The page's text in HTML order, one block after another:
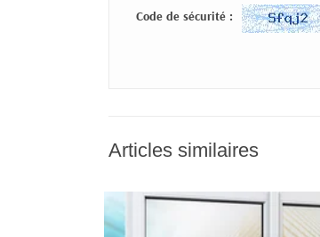
Code de sécurité :
Articles similaires